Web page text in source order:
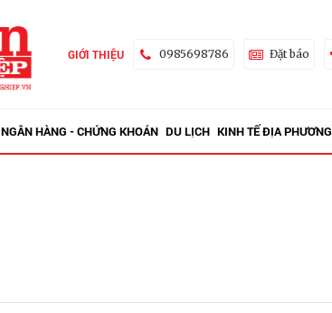
GIỚI THIỆU 0985698786 Đặt báo
NGÂN HÀNG - CHỨNG KHOÁN DU LỊCH KINH TẾ ĐỊA PHƯƠNG